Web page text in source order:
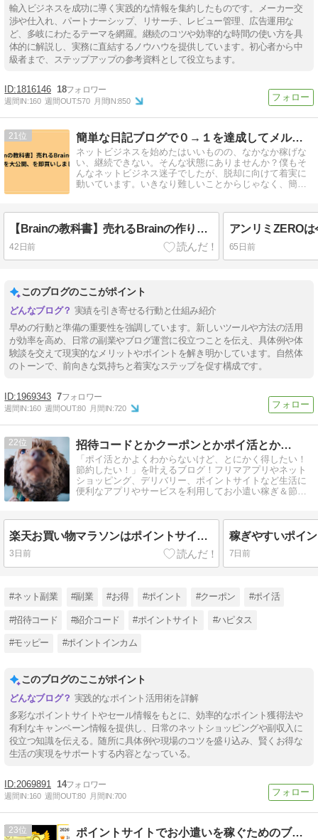
輸入ビジネスを成功に導く実践的な情報を集約したものです。メーカー交
渉や仕入れ、パートナーシップ、リサーチ、レビュー管理、広告運用な
ど、多岐にわたるテーマを網羅。継続のコツや効率的な時間の使い方を具
体的に解説し、実務に直結するノウハウを提供しています。初心者から中
級者まで、ステップアップの参考資料として役立ちます。
1816146 18
週間IN:160 週間OUT:570 月間IN:850
21 簡単な日記ブログで０→１を達成してメルマガで加速させた方法
ネットビジネスを始めたはいいものの、なかなか稼げな
い、継続できない。そんな状態にありませんか？僕もそ
んなネットビジネス迷子でしたが、脱却に向けて着実に
動いています。いきなり難しいことからじゃなく、簡単
【Brainの教科書】売れるBrainの作り方裏側を大公開、を即買いしました！
42日前 65日前
このブログのここがポイント
実績を引き寄せる行動と仕組み紹介
早めの行動と準備の重要性を強調しています。新しいツールや方法の活用
が効率を高め、日常の副業やブログ運営に役立つことを伝え、具体例や体
験談を交えて現実的なメリットやポイントを解き明かしています。自然体
のトーンで、前向きな気持ちと着実なステップを促す構成です。
1969343 7
週間IN:160 週間OUT:80 月間IN:720
22 招待コードとかクーポンとかポイ活とか…
「ポイ活とかよくわからないけど、とにかく得したい！
節約したい！」を叶えるブログ！フリマアプリやネット
ショッピング、デリバリー、ポイントサイトなど生活に
便利なアプリやサービスを利用してお小遣い稼ぎ＆節約
楽天お買い物マラソンはポイントサイト経由で購入しないと損する？
3日前 7日前
#ネット副業 #副業 #お得 #ポイント #クーポン #ポイ活
#招待コード #紹介コード #ポイントサイト #ハピタス
#モッピー #ポイントインカム
このブログのここがポイント
実践的なポイント活用術を詳解
多彩なポイントサイトやセール情報をもとに、効率的なポイント獲得法や
有利なキャンペーン情報を提供し、日常のネットショッピングや副収入に
役立つ知識を伝える。随所に具体例や現場のコツを盛り込み、賢くお得な
生活の実現をサポートする内容となっている。
2069891 14
週間IN:160 週間OUT:80 月間IN:700
23 ポイントサイトでお小遣いを稼ぐためのブログ